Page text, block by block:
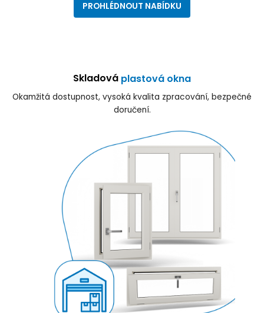
PROHLÉDNOUT NABÍDKU
Skladová plastová okna
Okamžitá dostupnost, vysoká kvalita zpracování, bezpečné
doručení.